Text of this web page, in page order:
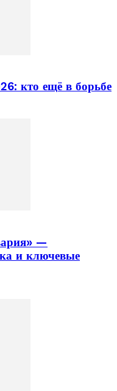
кто ещё в борьбе
—
и ключевые